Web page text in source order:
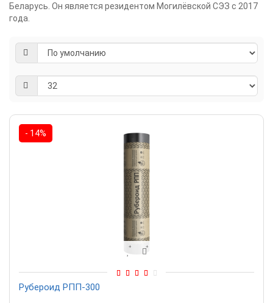
Беларусь. Он является резидентом Могилёвской СЭЗ с 2017
года.
- 14%
Рубероид РПП-300